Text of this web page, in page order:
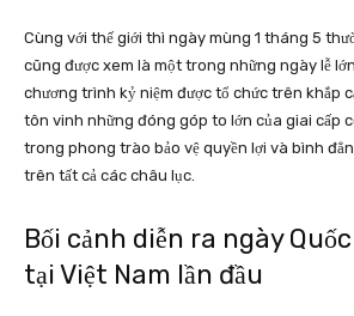
Cùng với thế giới thì ngày mùng 1 tháng 5
cũng được xem là một trong những ngày lễ
chương trình kỷ niệm được tổ chức trên khắp
tôn vinh những đóng góp to lớn của giai cấp
trong phong trào bảo vệ quyền lợi và bình
trên tất cả các châu lục.
Bối cảnh diễn ra ngày
tại Việt Nam lần đầu